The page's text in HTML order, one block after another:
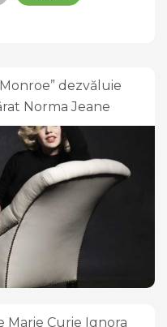
dezvăluie
Norma Jeane
Marie Curie Ignora